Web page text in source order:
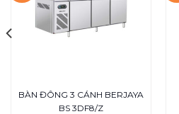
BÀN ĐÔNG 3 CÁNH BERJAYA
BS 3DF8/Z